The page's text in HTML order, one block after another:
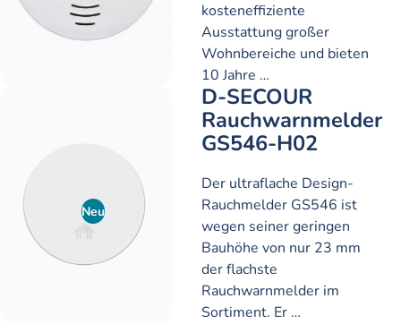
kosteneffiziente
Ausstattung großer
Wohnbereiche und bieten
10 Jahre …
D-SECOUR
Rauchwarnmelder
GS546-H02
Der ultraflache Design-
Rauchmelder GS546 ist
wegen seiner geringen
Bauhöhe von nur 23 mm
der flachste
Rauchwarnmelder im
Sortiment. Er …
Neu